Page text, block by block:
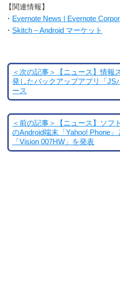
【関連情報】
・ Evernote News | Evernote
・ Skitch – Android マーケット
＜次の記事＞【ニュース】情報
発したバックアップアプリ「JS
ース
＜前の記事＞【ニュース】ソフ
のAndroid端末「Yahoo! Phone
「Vision 007HW」を発表